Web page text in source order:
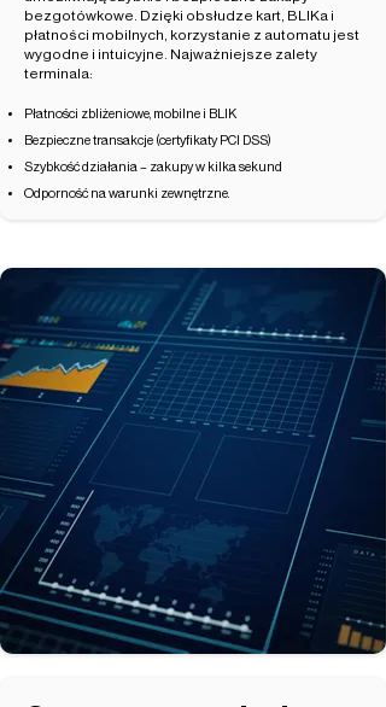
bezgotówkowe. Dzięki obsłudze kart, BLIKa i
płatności mobilnych, korzystanie z automatu jest
wygodne i intuicyjne. Najważniejsze zalety
terminala:
Płatności zbliżeniowe, mobilne i BLIK
Bezpieczne transakcje (certyfikaty PCI DSS)
Szybkość działania – zakupy w kilka sekund
Odporność na warunki zewnętrzne.